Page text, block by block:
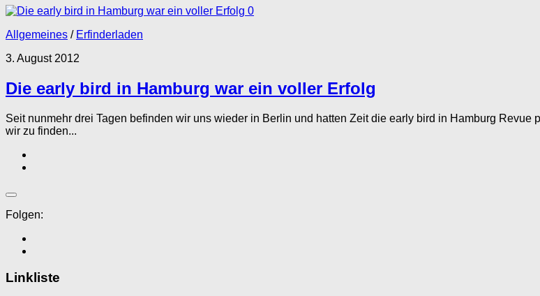
0
Allgemeines / Erfinderladen
3. August 2012
Die early bird in Hamburg war ein voller Erfolg
Seit nunmehr drei Tagen befinden wir uns wieder in Berlin und hatten Zeit die early bird in Hamburg
wir zu finden...
Folgen:
Linkliste